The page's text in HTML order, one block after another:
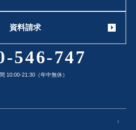
資料請求
546-747
10:00-21:30（年中無休）